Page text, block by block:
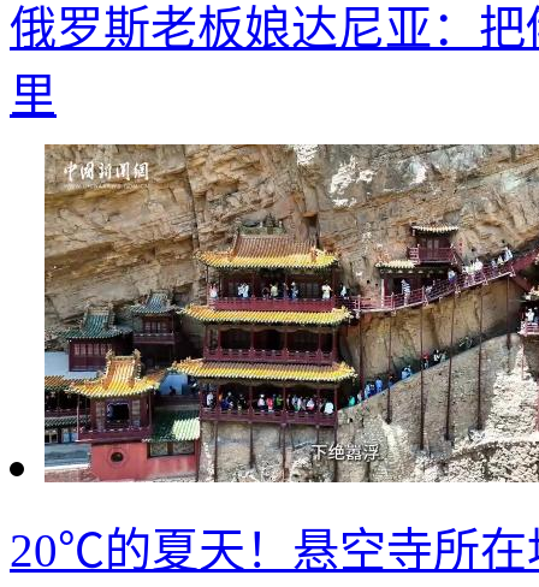
俄罗斯老板娘达尼亚：
里
20℃的夏天！悬空寺所